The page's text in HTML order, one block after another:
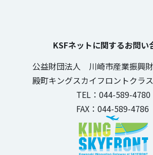
KSFネットに関するお問い
公益財団法人 川崎市産業振興
殿町キングスカイフロントクラ
TEL：044-589-4780
FAX：044-589-4786